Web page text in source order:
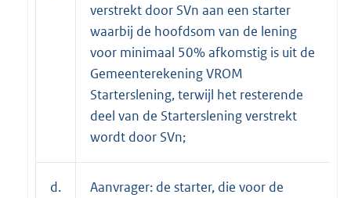
verstrekt door SVn aan een starter
waarbij de hoofdsom van de lening
voor minimaal 50% afkomstig is uit de
Gemeenterekening VROM
Starterslening, terwijl het resterende
deel van de Starterslening verstrekt
wordt door SVn;
d.
Aanvrager: de starter, die voor de